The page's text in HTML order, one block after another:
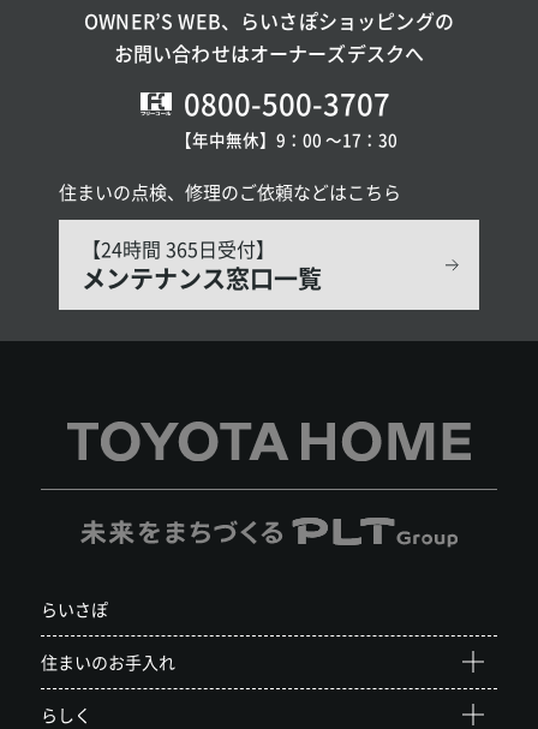
OWNER’S WEB、らいさぽショッピングの
お問い合わせはオーナーズデスクへ
0800-500-3707
【年中無休】9：00 〜17：30
住まいの点検、修理のご依頼などはこちら
【24時間 365日受付】
メンテナンス窓口一覧
らいさぽ
住まいのお手入れ
らしく